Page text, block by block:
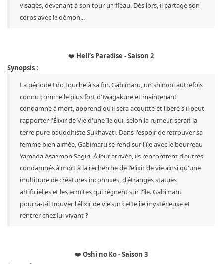
visages, devenant à son tour un fléau. Dès lors, il partage son
corps avec le démon...
❤️ Hell’s Paradise - Saison 2
Synopsis:
La période Edo touche à sa fin. Gabimaru, un shinobi autrefois
connu comme le plus fort d'Iwagakure et maintenant
condamné à mort, apprend qu'il sera acquitté et libéré s'il peut
rapporter l'Élixir de Vie d'une île qui, selon la rumeur, serait la
terre pure bouddhiste Sukhavati. Dans l'espoir de retrouver sa
femme bien-aimée, Gabimaru se rend sur l'île avec le bourreau
Yamada Asaemon Sagiri. À leur arrivée, ils rencontrent d'autres
condamnés à mort à la recherche de l'élixir de vie ainsi qu'une
multitude de créatures inconnues, d'étranges statues
artificielles et les ermites qui règnent sur l'île. Gabimaru
pourra-t-il trouver l'élixir de vie sur cette île mystérieuse et
rentrer chez lui vivant ?
❤️ Oshi no Ko - Saison 3